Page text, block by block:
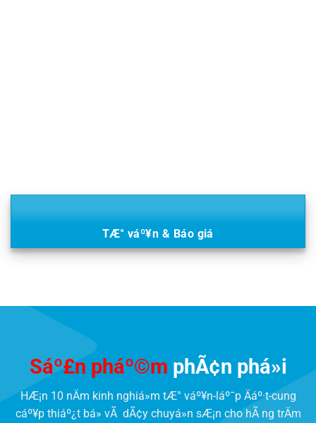
TÆ° váº¥n & Báo giá
Sáº£n pháº©m phÃ¢n phá»i
HÆ¡n 10 nÄm kinh nghiá»m tÆ° váº¥n-láº¯p Äáº·t-cung
cáº¥p thiáº¿t bá» vÃ dÃ¢y chuyá»n sÆ¡n cho hÃ ng trÄm